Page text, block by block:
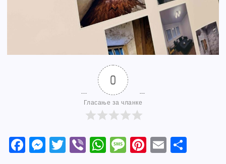
0
Гласање за чланке
F
M
T
Vi W M
Pi
E